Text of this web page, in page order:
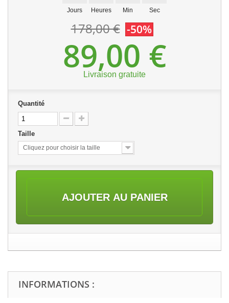
Jours Heures Min Sec
178,00 € -50%
89,00 €
Livraison gratuite
Quantité
Taille
Cliquez pour choisir la taille
AJOUTER AU PANIER
INFORMATIONS :